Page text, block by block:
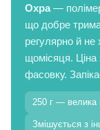
Охра—
що добре
регулярно й
щомісяця. Ціна
фасовку.
250 г — велика
Змішується з